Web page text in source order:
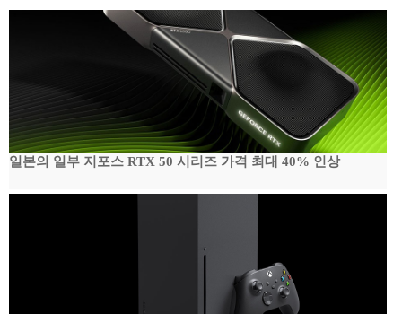
일본의 일부 지포스 RTX 50 시리즈 가격 최대 40% 인상